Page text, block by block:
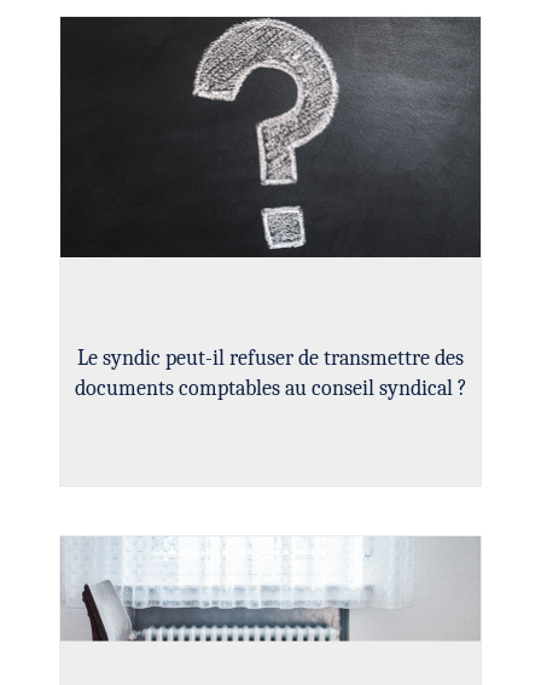
Le syndic peut-il refuser de transmettre des
documents comptables au conseil syndical ?